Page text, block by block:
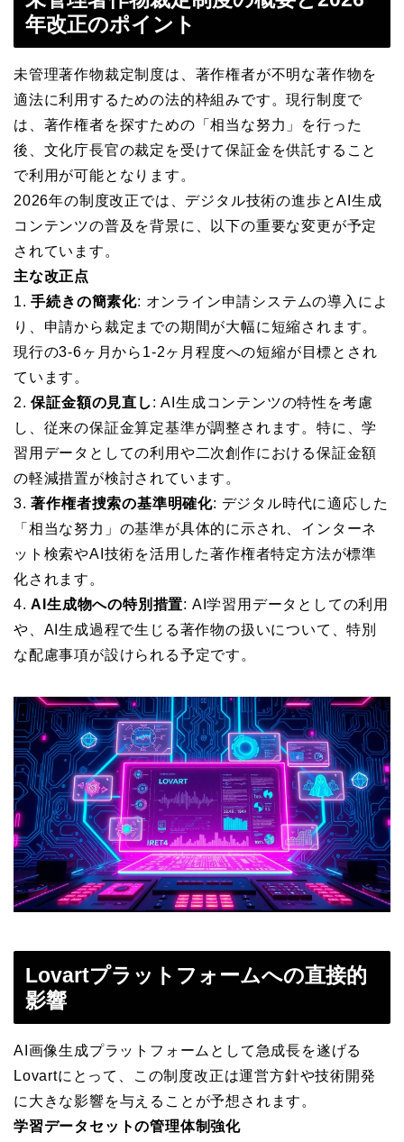
年改正のポイント
未管理著作物裁定制度は、著作権者が不明な著作物を
適法に利用するための法的枠組みです。現行制度で
は、著作権者を探すための「相当な努力」を行った
後、文化庁長官の裁定を受けて保証金を供託すること
で利用が可能となります。
2026年の制度改正では、デジタル技術の進歩とAI生成
コンテンツの普及を背景に、以下の重要な変更が予定
されています。
主な改正点
1.手続きの簡素化: オンライン申請システムの導入によ
り、申請から裁定までの期間が大幅に短縮されます。
現行の3-6ヶ月から1-2ヶ月程度への短縮が目標とされ
ています。
2.保証金額の見直し : AI生成コンテンツの特性を考慮
し、従来の保証金算定基準が調整されます。特に、学
習用データとしての利用や二次創作における保証金額
の軽減措置が検討されています。
3.著作権者捜索の基準明確化: デジタル時代に適応した
「相当な努力」の基準が具体的に示され、インターネ
ット検索やAI技術を活用した著作権者特定方法が標準
化されます。
4.AI生成物への特別措置: AI学習用データとしての利用
や、AI生成過程で生じる著作物の扱いについて、特別
な配慮事項が設けられる予定です。
Lovartプラットフォームへの直接的
影響
AI画像生成プラットフォームとして急成長を遂げる
Lovartにとって、この制度改正は運営方針や技術開発
に大きな影響を与えることが予想されます。
学習データセットの管理体制強化